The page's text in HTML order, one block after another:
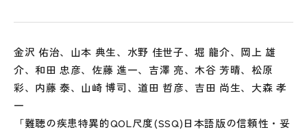
金沢 佑治、山本 典生、水野 佳世子、堀 龍介、岡上 雄
介、和田 忠彦、佐藤 進一、吉澤 亮、木谷 芳晴、松原
彩、内藤 泰、山崎 博司、道田 哲彦、吉田 尚生、大森 孝
一
「難聴の疾患特異的QOL尺度(SSQ)日本語版の信頼性・妥